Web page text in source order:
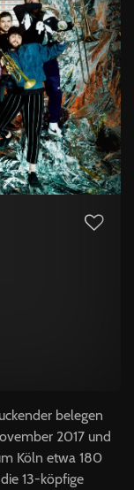
belegen
2017 und
Köln etwa 180
13-köpfige